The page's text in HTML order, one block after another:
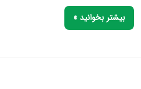
بیشتر بخوانید »